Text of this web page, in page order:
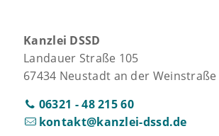
Kanzlei DSSD
Landauer Straße 105
67434 Neustadt an der Weinstraße
06321 - 48 215 60
kontakt@kanzlei-dssd.de